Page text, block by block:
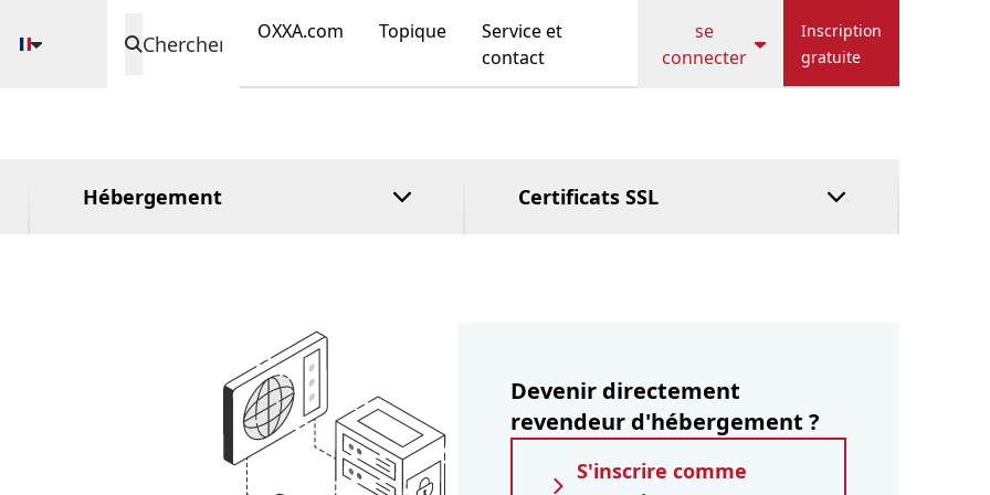
OXXA.com Topique
Service et
contact
se
connecter
Inscription
gratuite
Chercher
Hébergement Certificats SSL
registre
HostFact
Service de tutelle
DirectAdmin
domaine
Devenir directement
revendeur d'hébergement ?
S'inscrire comme